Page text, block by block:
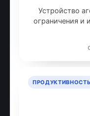
Устройство
ограничения и
ПРОДУКТИВНОСТЬ